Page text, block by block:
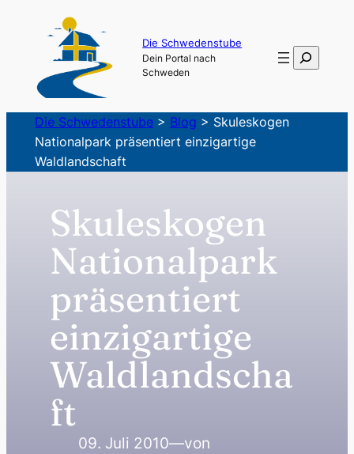
springen
Die Schwedenstube
Dein Portal nach
Schweden
Suchen
Die Schwedenstube> Blog > Skuleskogen
Nationalpark präsentiert einzigartige
Waldlandschaft
Skuleskogen
Nationalpark
präsentiert
einzigartige
Waldlandscha
ft
09. Juli 2010—von